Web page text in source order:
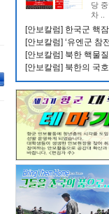
당
차 ..
[안보칼럼] 한국군 핵
[안보칼럼] ‘유엔군 참
[안보칼럼] 북한 핵물
[안보칼럼] 북한의 국